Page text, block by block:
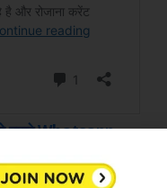
हमारे Whatsapp
जॉइन कर ले